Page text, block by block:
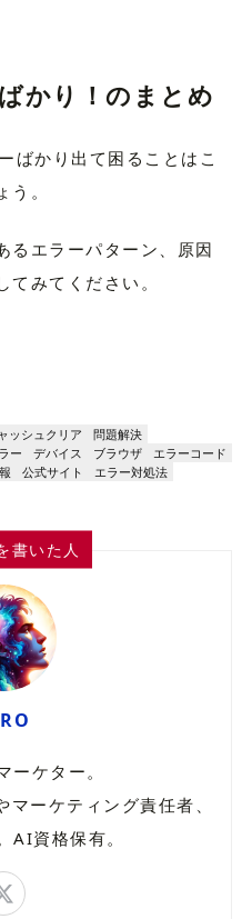
かり！のまとめ
ばかり出て困ることはこ
。
るエラーパターン、原因
みてください。
ッシュクリア
問題解決
ー デバイス ブラウザ
エラーコード
公式サイト
エラー対処法
書いた人
ケター。
ーケティング責任者、
AI資格保有。